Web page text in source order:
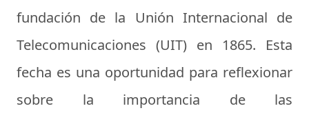
fundación de la Unión Internacional de
Telecomunicaciones (UIT) en 1865. Esta
fecha es una oportunidad para reflexionar
sobre la importancia de las